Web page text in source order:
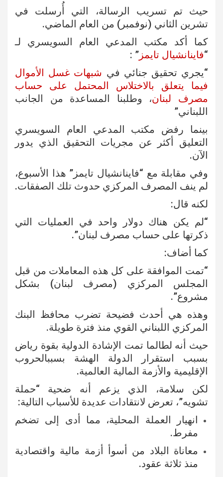
حيث تم تسريب الرسالة، التي أُرسلت في
تشرين الثاني (نوفمبر) من العام الماضي.
كما أكد مكتب المدعي العام السويسري لـ
“فاينانشيال تايمز ” :
“يجري تحقيق جنائي في شبهات غسل الأموال
فيما يتعلق بالاختلاس المحتمل على حساب
مصرف لبنان، وطلبنا المساعدة من الجانب
اللبناني”
بينما رفض مكتب المدعي العام السويسري
التعليق أكثر عن مجريات التحقيق الذي يدور
الآن.
وفي مقابلة مع “فاينانشيال تايمز” هذا الأسبوع،
لم ينف المصرف المركزي حدوث تلك الصفقات.
لكنه قال:
“لم يكن هناك دولار واحد في العمليات التي
ذكرتها على حساب مصرف لبنان”.
كما أضاف:
“تمت الموافقة على كل هذه المعاملات من قبل
المجلس المركزي (مصرف لبنان) بشكل
مشروع”.
وهذه هي أحدث فضيحة تضرب محافظ البنك
المركزي اللبناني القوي منذ فترة طويلة.
حيث أنه لطالما تمت الإشادة الدولية بقوة رياض
بسبب استقرار الدولة الهشة بسببالحروب
الإقليمية والأزمة المالية العالمية.
لكن سلامة، الذي يزعم أنه ضحية “حملة
تشويه”، تعرض لانتقادات عديدة للأسباب التالية:
انهيار العملة المحلية، مما أدى إلى تضخم
مفرط.
معاناة البلاد من أسوأ أزمة مالية واقتصادية
منذ ثلاثة عقود.